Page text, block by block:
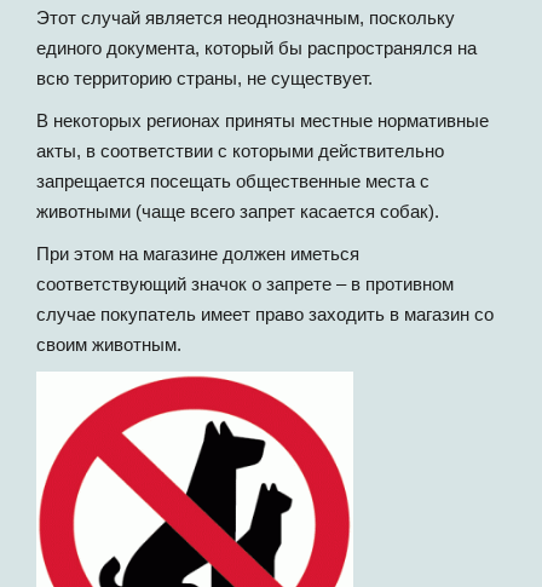
Этот случай является неоднозначным, поскольку
единого документа, который бы распространялся на
всю территорию страны, не существует.
В некоторых регионах приняты местные нормативные
акты, в соответствии с которыми действительно
запрещается посещать общественные места с
животными (чаще всего запрет касается собак).
При этом на магазине должен иметься
соответствующий значок о запрете – в противном
случае покупатель имеет право заходить в магазин со
своим животным.